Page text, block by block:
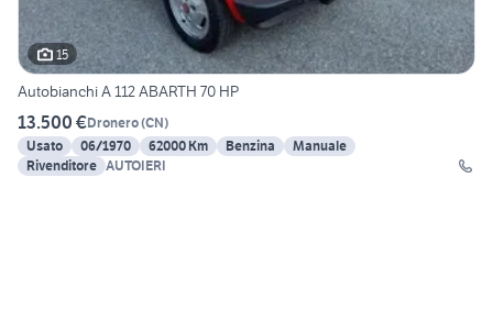
15
Autobianchi A 112 ABARTH 70 HP
13.500 €Dronero(CN)
Usato
06/1970 62000 Km Benzina
Manuale
Rivenditore AUTOIERI